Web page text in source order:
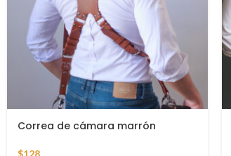
Correa de cámara marrón